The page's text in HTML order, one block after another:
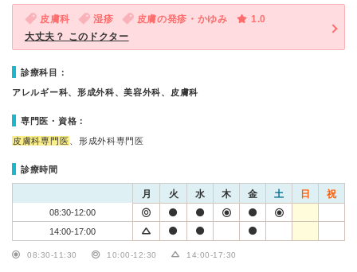
皮膚科 湿疹 皮膚の発疹・かゆみ
1.0
大丈夫？ このドクター
診療科目：
アレルギー科、形成外科、美容外科、皮膚科
専門医・資格：
皮膚科専門医 、形成外科専門医
診療時間
月 火 水 木 金 土 日 祝
08:30-12:00
14:00-17:00
08:30-11:30 10:00-12:30 14:00-17:30